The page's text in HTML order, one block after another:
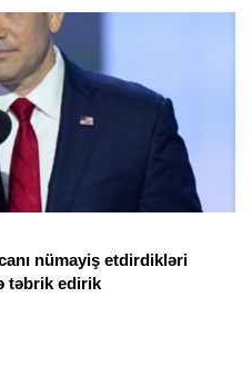
nümayiş etdirdikləri
təbrik edirik